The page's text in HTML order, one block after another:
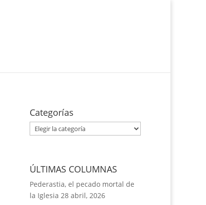
Categorías
Categorías
ÚLTIMAS COLUMNAS
Pederastia, el pecado mortal de
la Iglesia 28 abril, 2026